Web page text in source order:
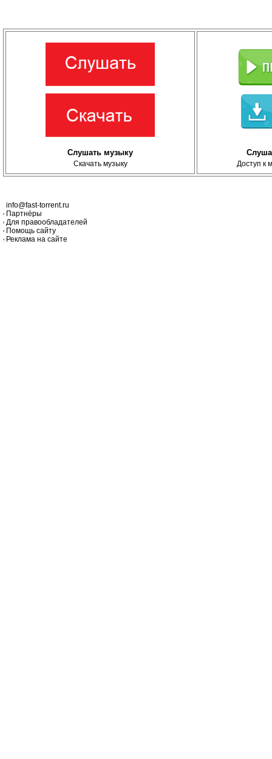
Слушать музыку
Скачать музыку Доступ к
info@fast-torrent.ru
Партнёры
Для правообладателей
Помощь сайту
Реклама на сайте